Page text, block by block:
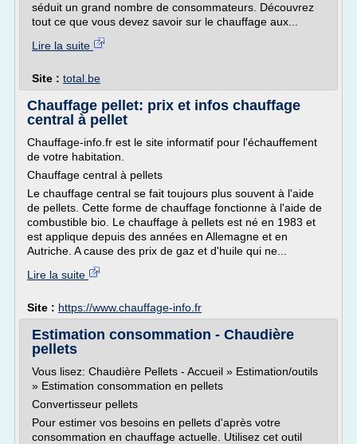
séduit un grand nombre de consommateurs. Découvrez
tout ce que vous devez savoir sur le chauffage aux...
Lire la suite
Site : total.be
Chauffage pellet: prix et infos chauffage
central à pellet
Chauffage-info.fr est le site informatif pour l'échauffement
de votre habitation.
Chauffage central à pellets
Le chauffage central se fait toujours plus souvent à l'aide
de pellets. Cette forme de chauffage fonctionne à l'aide de
combustible bio. Le chauffage à pellets est né en 1983 et
est applique depuis des années en Allemagne et en
Autriche. A cause des prix de gaz et d'huile qui ne...
Lire la suite
Site : https://www.chauffage-info.fr
Estimation consommation - Chaudière
pellets
Vous lisez: Chaudière Pellets - Accueil » Estimation/outils
» Estimation consommation en pellets
Convertisseur pellets
Pour estimer vos besoins en pellets d'après votre
consommation en chauffage actuelle. Utilisez cet outil